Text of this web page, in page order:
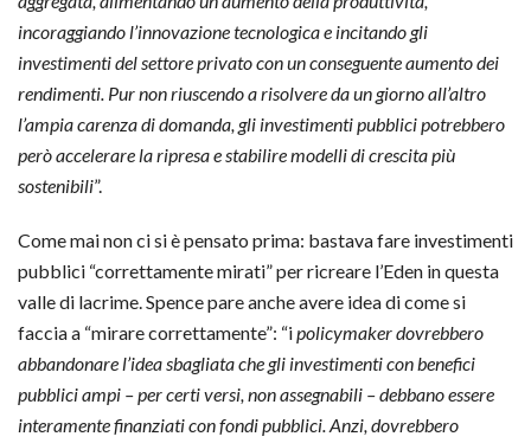
incoraggiando l’innovazione tecnologica e incitando gli
investimenti del settore privato con un conseguente aumento dei
rendimenti. Pur non riuscendo a risolvere da un giorno all’altro
l’ampia carenza di domanda, gli investimenti pubblici potrebbero
però accelerare la ripresa e stabilire modelli di crescita più
sostenibili”.
Come mai non ci si è pensato prima: bastava fare investimenti
pubblici “correttamente mirati” per ricreare l’Eden in questa
valle di lacrime. Spence pare anche avere idea di come si
faccia a “mirare correttamente”: “ipolicymaker dovrebbero
abbandonare l’idea sbagliata che gli investimenti con benefici
pubblici ampi – per certi versi, non assegnabili – debbano essere
interamente finanziati con fondi pubblici. Anzi, dovrebbero